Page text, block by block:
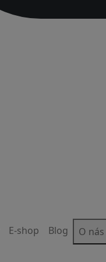
E-shop Blog
O nás